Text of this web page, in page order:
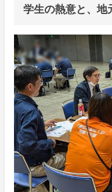
学生の熱意と、地